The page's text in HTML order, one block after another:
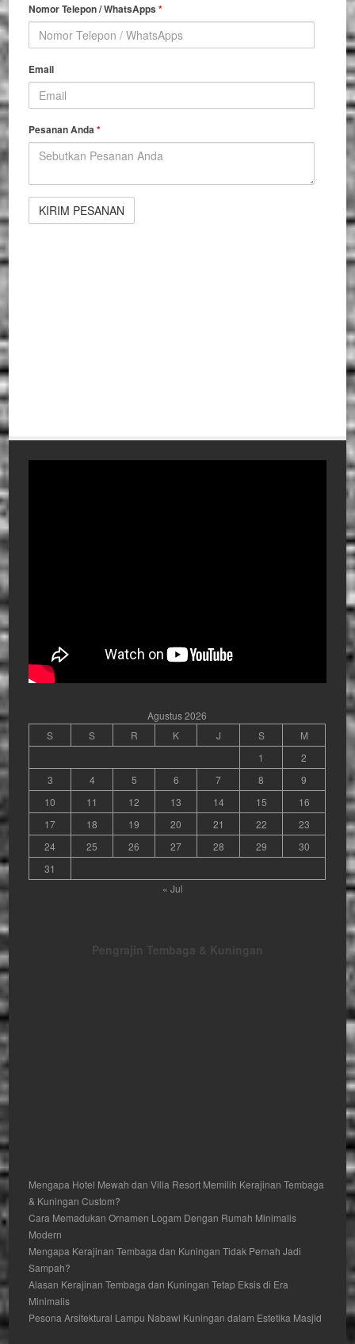
Nomor Telepon / WhatsApps*
Email
Pesanan Anda*
Agustus 2026
S
S R K J S
M
1
2
3
4 5 6 7 8
9
10
11 12 13 14 15
16
17
18 19 20 21 22
23
24
25 26 27 28 29
30
31
« Jul
Pengrajin Tembaga & Kuningan
Mengapa Hotel Mewah dan Villa Resort Memilih Kerajinan Tembaga
& Kuningan Custom?
Cara Memadukan Ornamen Logam Dengan Rumah Minimalis
Modern
Mengapa Kerajinan Tembaga dan Kuningan Tidak Pernah Jadi
Sampah?
Alasan Kerajinan Tembaga dan Kuningan Tetap Eksis di Era
Minimalis
Pesona Arsitektural Lampu Nabawi Kuningan dalam Estetika Masjid